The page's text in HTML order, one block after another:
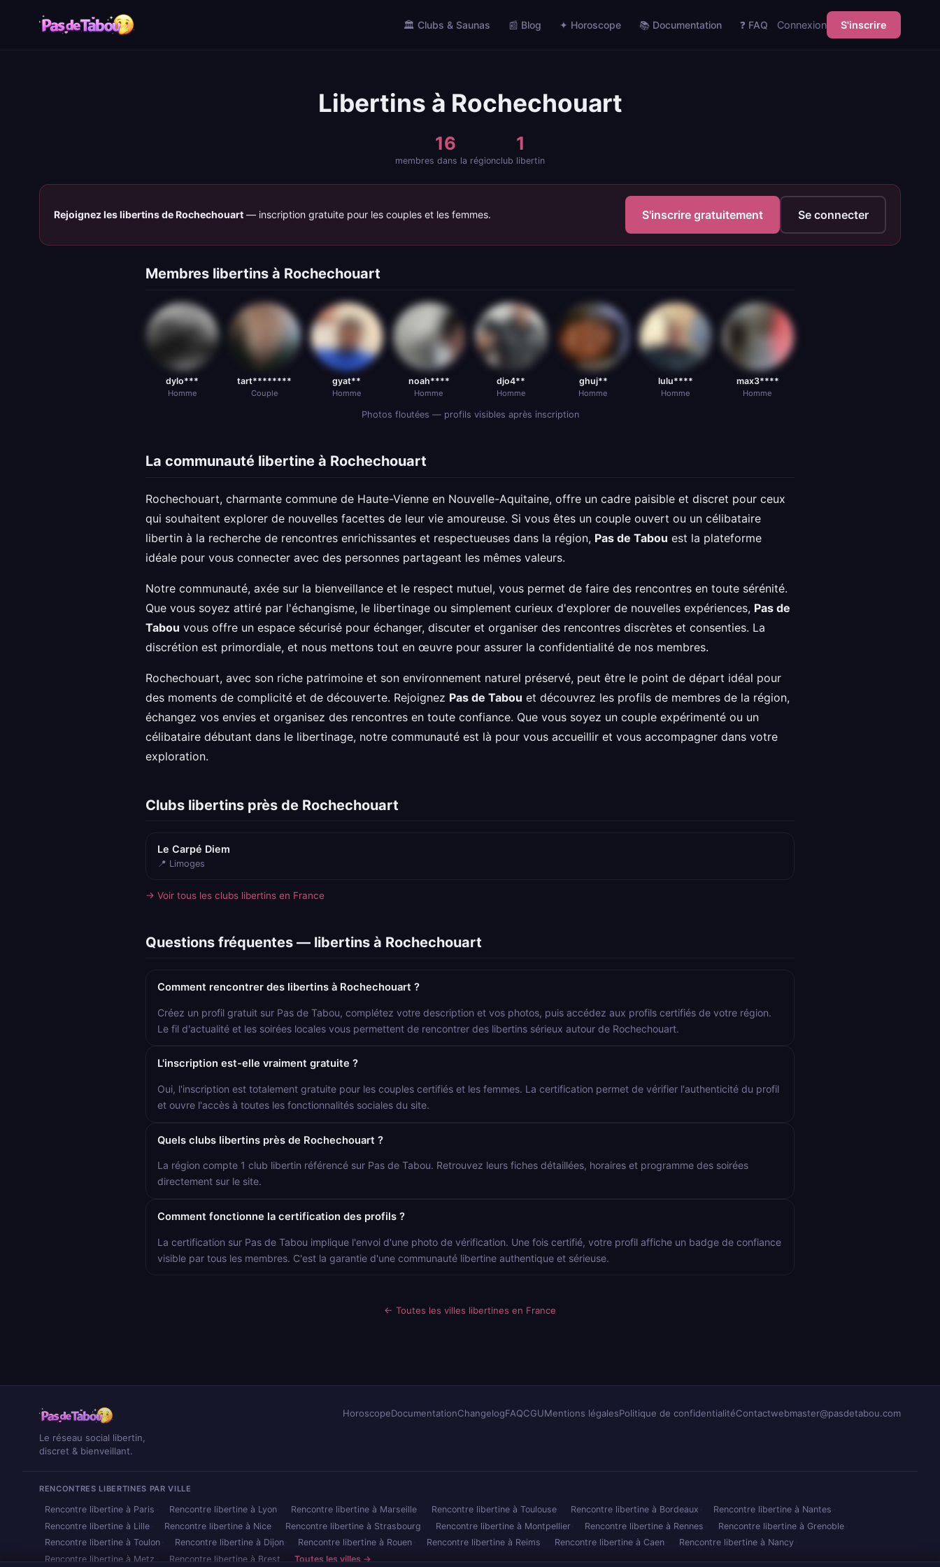
🏛️ Clubs & Saunas 📰 Blog ✦ Horoscope 📚 Documentation ❓ FAQ Connexion S'inscrire
Libertins à Rochechouart
16
membres dans la région
1
club libertin
Rejoignez les libertins de Rochechouart — inscription gratuite pour les couples et les femmes. S'inscrire gratuitement Se connecter
Membres libertins à Rochechouart
dylo***
Homme
tart********
Couple
gyat**
Homme
noah****
Homme
djo4**
Homme
ghuj**
Homme
lulu****
Homme
max3****
Homme
Photos floutées — profils visibles après inscription
La communauté libertine à Rochechouart
Rochechouart, charmante commune de Haute-Vienne en Nouvelle-Aquitaine, offre un cadre paisible et discret pour ceux
qui souhaitent explorer de nouvelles facettes de leur vie amoureuse. Si vous êtes un couple ouvert ou un célibataire
libertin à la recherche de rencontres enrichissantes et respectueuses dans la région, Pas de Tabou est la plateforme
idéale pour vous connecter avec des personnes partageant les mêmes valeurs.
Notre communauté, axée sur la bienveillance et le respect mutuel, vous permet de faire des rencontres en toute sérénité.
Que vous soyez attiré par l'échangisme, le libertinage ou simplement curieux d'explorer de nouvelles expériences, Pas de
Tabou vous offre un espace sécurisé pour échanger, discuter et organiser des rencontres discrètes et consenties. La
discrétion est primordiale, et nous mettons tout en œuvre pour assurer la confidentialité de nos membres.
Rochechouart, avec son riche patrimoine et son environnement naturel préservé, peut être le point de départ idéal pour
des moments de complicité et de découverte. Rejoignez Pas de Tabou et découvrez les profils de membres de la région,
échangez vos envies et organisez des rencontres en toute confiance. Que vous soyez un couple expérimenté ou un
célibataire débutant dans le libertinage, notre communauté est là pour vous accueillir et vous accompagner dans votre
exploration.
Clubs libertins près de Rochechouart
Le Carpé Diem
📍 Limoges
→ Voir tous les clubs libertins en France
Questions fréquentes — libertins à Rochechouart
Comment rencontrer des libertins à Rochechouart ?
Créez un profil gratuit sur Pas de Tabou, complétez votre description et vos photos, puis accédez aux profils certifiés de votre région.
Le fil d'actualité et les soirées locales vous permettent de rencontrer des libertins sérieux autour de Rochechouart.
L'inscription est-elle vraiment gratuite ?
Oui, l'inscription est totalement gratuite pour les couples certifiés et les femmes. La certification permet de vérifier l'authenticité du profil
et ouvre l'accès à toutes les fonctionnalités sociales du site.
Quels clubs libertins près de Rochechouart ?
La région compte 1 club libertin référencé sur Pas de Tabou. Retrouvez leurs fiches détaillées, horaires et programme des soirées
directement sur le site.
Comment fonctionne la certification des profils ?
La certification sur Pas de Tabou implique l'envoi d'une photo de vérification. Une fois certifié, votre profil affiche un badge de confiance
visible par tous les membres. C'est la garantie d'une communauté libertine authentique et sérieuse.
← Toutes les villes libertines en France
Le réseau social libertin,
discret & bienveillant.
HoroscopeDocumentationChangelogFAQCGUMentions légalesPolitique de confidentialitéContactwebmaster@pasdetabou.com
RENCONTRES LIBERTINES PAR VILLE
Rencontre libertine à Paris Rencontre libertine à Lyon Rencontre libertine à Marseille Rencontre libertine à Toulouse Rencontre libertine à Bordeaux
Rencontre libertine à Nantes
Rencontre libertine à Lille
Rencontre libertine à Nice Rencontre libertine à Strasbourg Rencontre libertine à Montpellier Rencontre libertine à Rennes
Rencontre libertine à Grenoble
Rencontre libertine à Toulon
Rencontre libertine à Dijon Rencontre libertine à Rouen Rencontre libertine à Reims Rencontre libertine à Caen
Rencontre libertine à Nancy
Rencontre libertine à Metz
Rencontre libertine à Brest Toutes les villes →